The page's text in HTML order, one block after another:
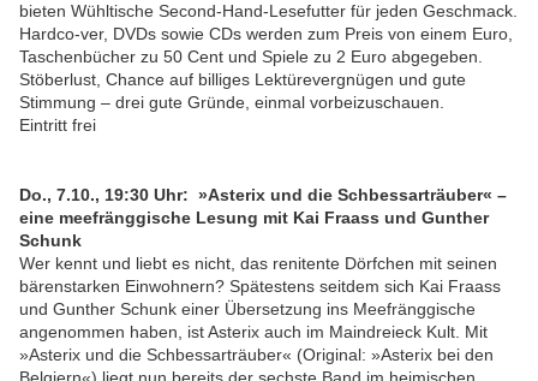
bieten Wühltische Second-Hand-Lesefutter für jeden Geschmack.
Hardco-ver, DVDs sowie CDs werden zum Preis von einem Euro,
Taschenbücher zu 50 Cent und Spiele zu 2 Euro abgegeben.
Stöberlust, Chance auf billiges Lektürevergnügen und gute
Stimmung – drei gute Gründe, einmal vorbeizuschauen.
Eintritt frei
Do., 7.10., 19:30 Uhr: »Asterix und die Schbessarträuber« –
eine meefränggische Lesung mit Kai Fraass und Gunther
Schunk
Wer kennt und liebt es nicht, das renitente Dörfchen mit seinen
bärenstarken Einwohnern? Spätestens seitdem sich Kai Fraass
und Gunther Schunk einer Übersetzung ins Meefränggische
angenommen haben, ist Asterix auch im Maindreieck Kult. Mit
»Asterix und die Schbessarträuber« (Original: »Asterix bei den